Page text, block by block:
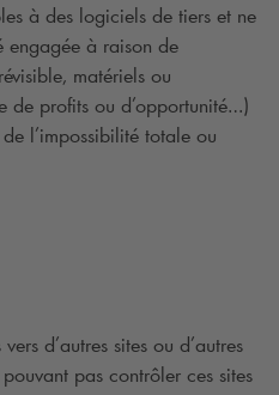
à des logiciels de tiers et ne
engagée à raison de
matériels ou
de profits ou d’opportunité…)
l’impossibilité totale ou
d’autres sites ou d’autres
pas contrôler ces sites